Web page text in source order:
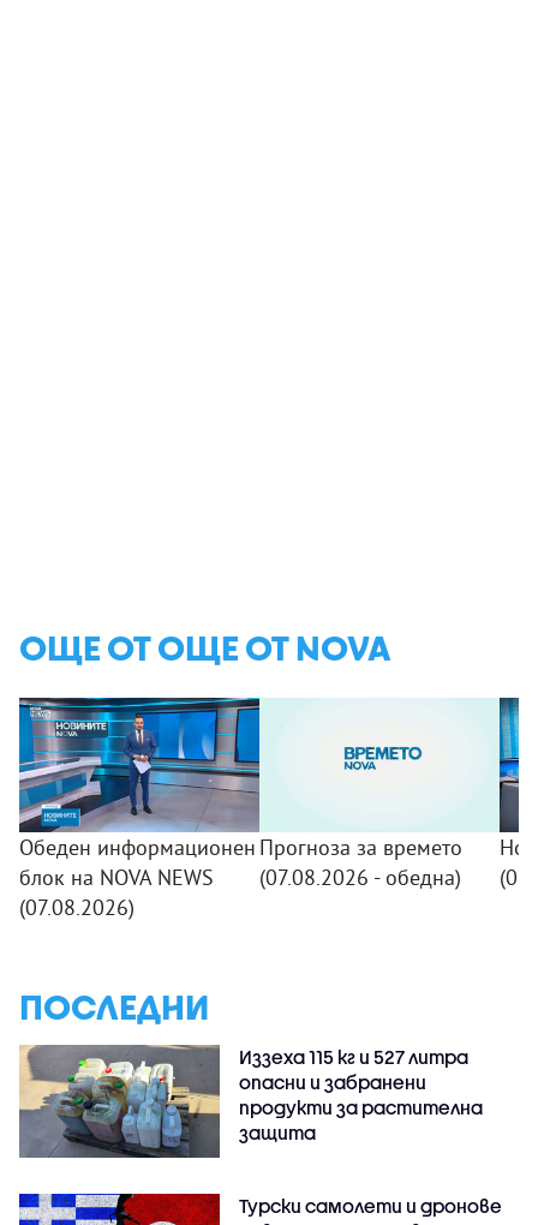
ОЩЕ ОТ ОЩЕ ОТ NOVA
Обеден информационен
блок на NOVA NEWS
(07.08.2026)
Прогноза за времето
(07.08.2026 - обедна)
ПОСЛЕДНИ
Иззеха 115 кг и 527 литра
опасни и забранени
продукти за растителна
защита
Турски самолети и дронове